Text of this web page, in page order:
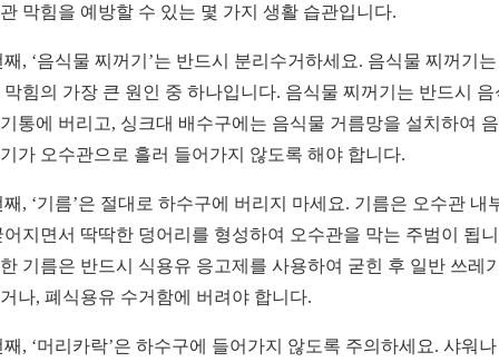
막힘을 예방할 수 있는 몇 가지 생활 습관입니다.
째, ‘음식물 찌꺼기’는 반드시 분리수거하세요. 음식물 찌꺼기
막힘의 가장 큰 원인 중 하나입니다. 음식물 찌꺼기는 반드시 음
통에 버리고, 싱크대 배수구에는 음식물 거름망을 설치하여
가 오수관으로 흘러 들어가지 않도록 해야 합니다.
째, ‘기름’은 절대로 하수구에 버리지 마세요. 기름은 오수관 내
어지면서 딱딱한 덩어리를 형성하여 오수관을 막는 주범이 됩
기름은 반드시 식용유 응고제를 사용하여 굳힌 후 일반 쓰레
나, 폐식용유 수거함에 버려야 합니다.
째, ‘머리카락’은 하수구에 들어가지 않도록 주의하세요. 샤워